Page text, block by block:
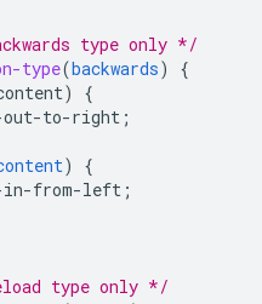
type only */
type(backwards)
{
{
to-right ;
)
{
from-left ;
type only */